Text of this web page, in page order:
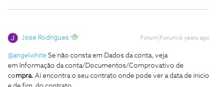
Jose Rodrigues Forum|Forum|6 years ago
@angelwhite Se não consta em Dados da conta, veja
em Informação da conta/Documentos/Comprovativo de
compra. Aí encontra o seu contrato onde pode ver a data de inicio